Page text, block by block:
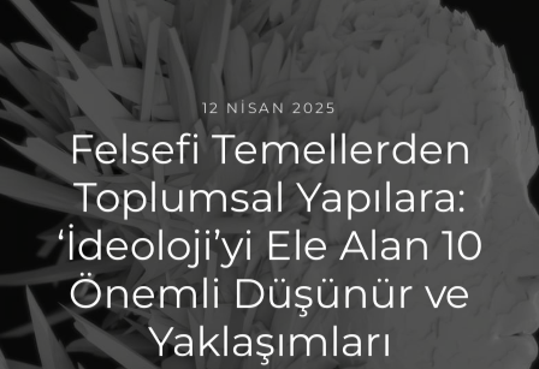
12 NISAN 2025
Felsefi Temellerden
Toplumsal Yapılara:
‘İdeoloji’yi Ele Alan 10
Önemli Düşünür ve
Yaklaşımları